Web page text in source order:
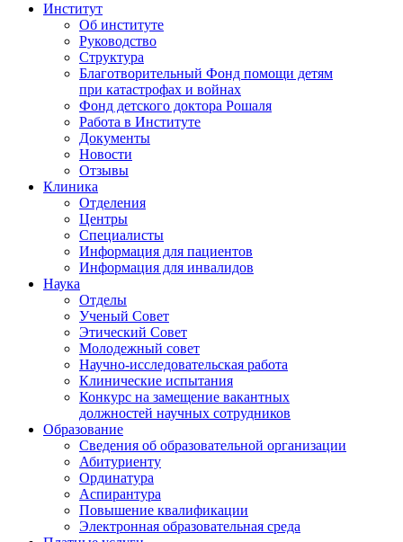
Институт
Об институте
Руководство
Структура
Благотворительный Фонд помощи детям
при катастрофах и войнах
Фонд детского доктора Рошаля
Работа в Институте
Документы
Новости
Отзывы
Клиника
Отделения
Центры
Специалисты
Информация для пациентов
Информация для инвалидов
Наука
Отделы
Ученый Совет
Этический Совет
Молодежный совет
Научно-исследовательская работа
Клинические испытания
Конкурс на замещение вакантных
должностей научных сотрудников
Образование
Сведения об образовательной организации
Абитуриенту
Ординатура
Аспирантура
Повышение квалификации
Электронная образовательная среда